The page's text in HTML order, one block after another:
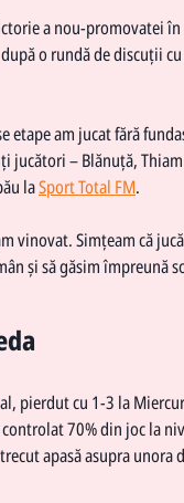
a nou-promovatei
o rundă de discuții
etape am jucat fără
– Blănuță,
laSport Total FM.
vinovat. Simțeam că
și să găsim
pierdut cu 1-3 la
70% din joc la
apasă asupra unora